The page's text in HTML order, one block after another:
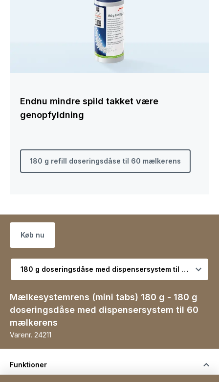
Endnu mindre spild takket være
genopfyldning
180 g refill doseringsdåse til 60 mælkerens
Køb nu
Vælg variant
Mælkesystemrens (mini tabs) 180 g - 180 g
doseringsdåse med dispensersystem til 60
mælkerens
Varenr. 24211
Funktioner